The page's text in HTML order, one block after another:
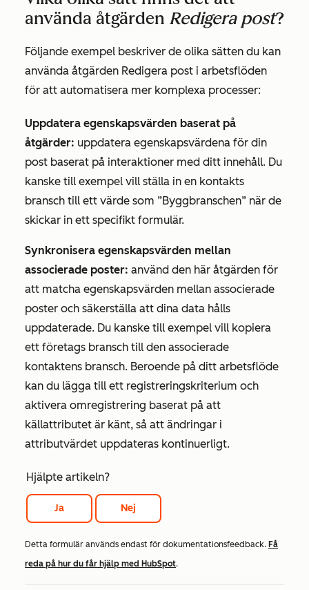
använda åtgärden Redigera post?
Följande exempel beskriver de olika sätten du kan
använda åtgärden Redigera post i arbetsflöden
för att automatisera mer komplexa processer:
Uppdatera egenskapsvärden baserat på
åtgärder: uppdatera egenskapsvärdena för din
post baserat på interaktioner med ditt innehåll. Du
kanske till exempel vill ställa in en kontakts
bransch till ett värde som ”Byggbranschen” när de
skickar in ett specifikt formulär.
Synkronisera egenskapsvärden mellan
associerade poster: använd den här åtgärden för
att matcha egenskapsvärden mellan associerade
poster och säkerställa att dina data hålls
uppdaterade. Du kanske till exempel vill kopiera
ett företags bransch till den associerade
kontaktens bransch. Beroende på ditt arbetsflöde
kan du lägga till ett registreringskriterium och
aktivera omregistrering baserat på att
källattributet är känt, så att ändringar i
attributvärdet uppdateras kontinuerligt.
Hjälpte artikeln?
Ja Nej
Detta formulär används endast för dokumentationsfeedback. Få
reda på hur du får hjälp med HubSpot.